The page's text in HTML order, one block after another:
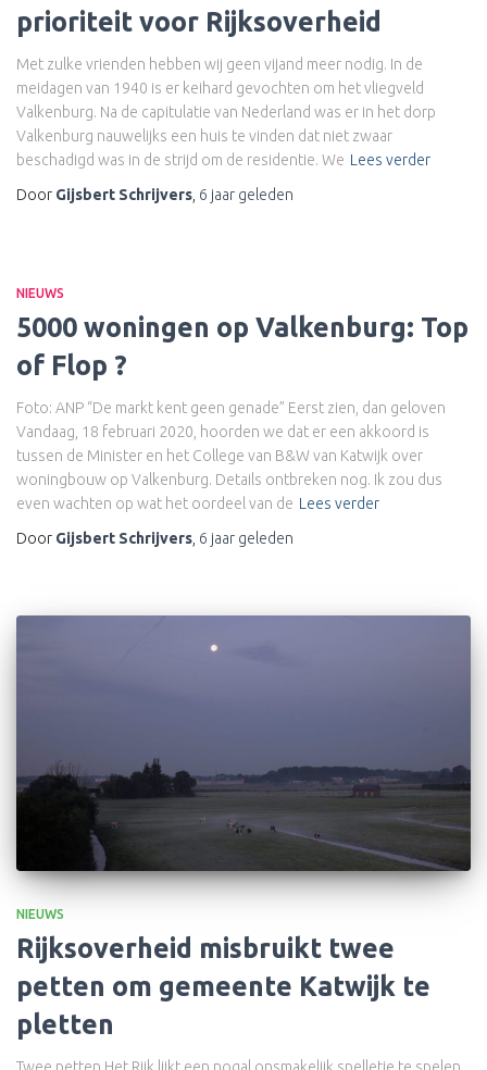
prioriteit voor Rijksoverheid
Met zulke vrienden hebben wij geen vijand meer nodig. In de
meidagen van 1940 is er keihard gevochten om het vliegveld
Valkenburg. Na de capitulatie van Nederland was er in het dorp
Valkenburg nauwelijks een huis te vinden dat niet zwaar
beschadigd was in de strijd om de residentie. We Lees verder
Door Gijsbert Schrijvers 6 jaar geleden
NIEUWS
5000 woningen op Valkenburg: Top
of Flop ?
Foto: ANP “De markt kent geen genade” Eerst zien, dan geloven
Vandaag, 18 februari 2020, hoorden we dat er een akkoord is
tussen de Minister en het College van B&W van Katwijk over
woningbouw op Valkenburg. Details ontbreken nog. Ik zou dus
even wachten op wat het oordeel van de Lees verder
Door Gijsbert Schrijvers 6 jaar geleden
NIEUWS
Rijksoverheid misbruikt twee
petten om gemeente Katwijk te
pletten
Twee petten Het Rijk lijkt een nogal onsmakelijk spelletje te spelen